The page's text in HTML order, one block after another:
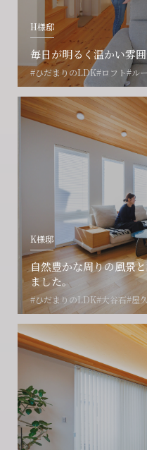
H様邸
毎日が明るく温かい雰
#ひだまりのLDK#ロフト#ル
K様邸
自然豊かな周りの風景
ました。
#ひだまりのLDK#大谷石#屋
会社に関する
ご
フォームか
お電話で
営業時間
賃貸物
お困りごと
解約
プロコー
土地の活用
ご
フォームか
賃貸管理事業
営業時間